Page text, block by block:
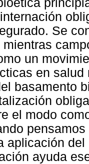
Se
un
en
basamento
el modo
aplicación
ayuda